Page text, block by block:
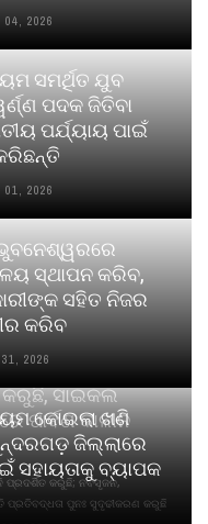
କରୁଛି, ସାଇକଲ
କାଳୀନ
ପ୍ରଦର୍ଶିତ କରୁଛି; ନବସୃଜନ,
ପ୍ରତିବଦ୍ଧତା ପୁନଃ ସୁଦୃଢୀକରଣ କରୁଛି
04, 2026
ସମର୍ଥିତ ଯୁବ
ପଦକ ଜିତିବା
ପର୍ଯ୍ୟାୟ ପାଇଁ
01, 2026
ସ୍ଥାପନ କରିବ,
ସହିତ ନିଜର
କରିବ
2026
କୋଇଲା ଖଣି
ଜିଲ୍ଲାରେ
ସହାୟତାକୁ ବ୍ୟାପକ